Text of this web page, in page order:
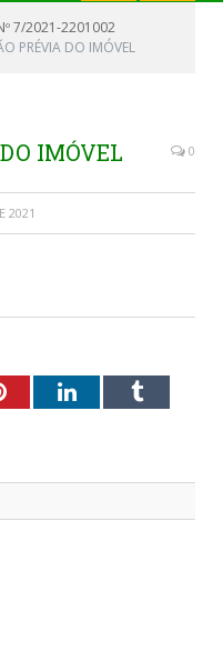
7/2021-2201002
PRÉVIA DO IMÓVEL
IMÓVEL 0
2021
PinterestLinkedInTumblr